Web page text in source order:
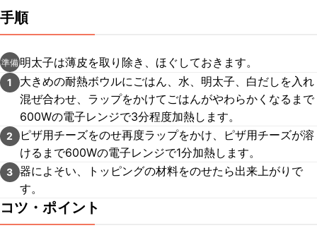
手順
準備 明太子は薄皮を取り除き、ほぐしておきます。
1
大きめの耐熱ボウルにごはん、水、明太子、白だしを入れ
混ぜ合わせ、ラップをかけてごはんがやわらかくなるまで
600Wの電子レンジで3分程度加熱します。
2
ピザ用チーズをのせ再度ラップをかけ、ピザ用チーズが溶
けるまで600Wの電子レンジで1分加熱します。
3 器によそい、トッピングの材料をのせたら出来上がりで
す。
コツ・ポイント